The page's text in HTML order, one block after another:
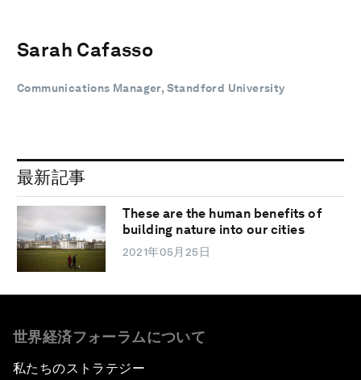
Sarah Cafasso
Communications Manager, Standford University
最新記事
These are the human benefits of
building nature into our cities
2021年05月25日
世界経済フォーラムについて
私たちのストラテジー